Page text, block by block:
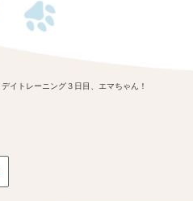
デイトレーニング３日目、エマちゃん！